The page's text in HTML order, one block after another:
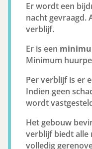
Er wordt een
nacht gevraagd.
verblijf.
Er is een
Minimum
Per verblijf is er
Indien geen
wordt
Het gebouw
verblijf biedt alle
volledig